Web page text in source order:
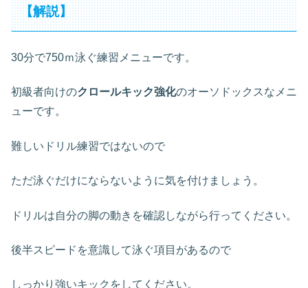
【解説】
30分で750ｍ泳ぐ練習メニューです。
初級者向けのクロールキック強化のオーソドックスなメニ
ューです。
難しいドリル練習ではないので
ただ泳ぐだけにならないように気を付けましょう。
ドリルは自分の脚の動きを確認しながら行ってください。
後半スピードを意識して泳ぐ項目があるので
しっかり強いキックをしてください。